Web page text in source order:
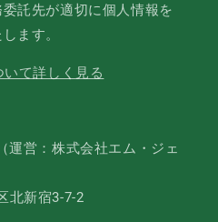
託先が適切に個人情報を
ます。
て詳しく見る
運営：株式会社エム・ジェ
北新宿3-7-2